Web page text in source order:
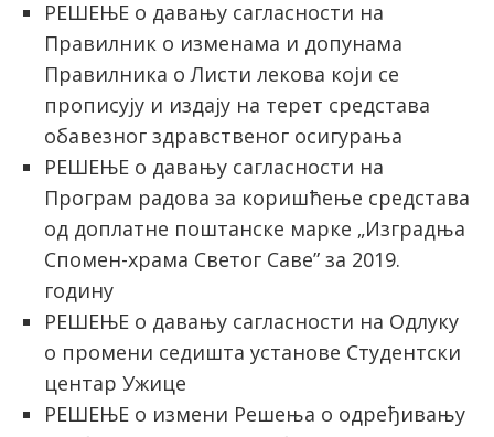
РЕШЕЊЕ о давању сагласности на
Правилник о изменама и допунама
Правилника о Листи лекова који се
прописују и издају на терет средстава
обавезног здравственог осигурања
РЕШЕЊЕ о давању сагласности на
Програм радова за коришћење средстава
од доплатне поштанске марке „Изградња
Спомен-храма Светог Саве” за 2019.
годину
РЕШЕЊЕ о давању сагласности на Одлуку
о промени седишта установе Студентски
центар Ужице
РЕШЕЊЕ о измени Решења о одређивању